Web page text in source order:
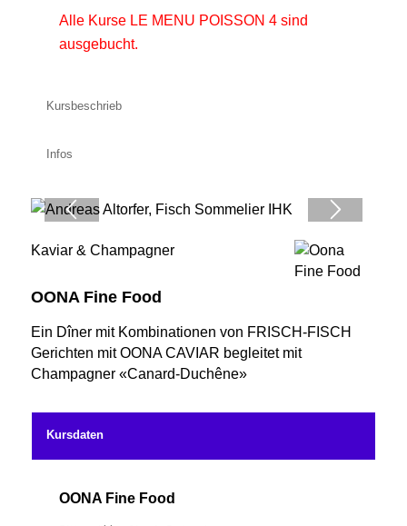
Alle Kurse LE MENU POISSON 4 sind
ausgebucht.
Kursbeschrieb
Infos
Kaviar & Champagner
OONA Fine Food
Ein Dîner mit Kombinationen von FRISCH-FISCH
Gerichten mit OONA CAVIAR begleitet mit
Champagner «Canard-Duchêne»
Kursdaten
OONA Fine Food